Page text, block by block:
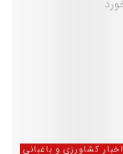
اخبار کشاورزی و باغبانی